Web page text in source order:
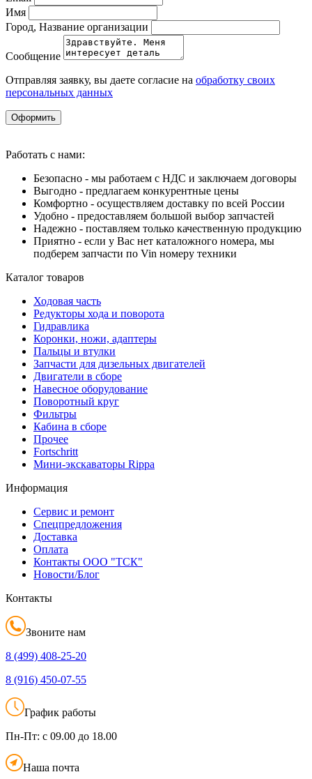
Имя
Город, Название организации
Сообщение
Отправляя заявку, вы даете согласие на обработку своих
персональных данных
Оформить
Работать с нами:
Безопасно - мы работаем с НДС и заключаем договоры
Выгодно - предлагаем конкурентные цены
Комфортно - осуществляем доставку по всей России
Удобно - предоставляем большой выбор запчастей
Надежно - поставляем только качественную продукцию
Приятно - если у Вас нет каталожного номера, мы
подберем запчасти по Vin номеру техники
Каталог товаров
Ходовая часть
Редукторы хода и поворота
Гидравлика
Коронки, ножи, адаптеры
Пальцы и втулки
Запчасти для дизельных двигателей
Двигатели в сборе
Навесное оборудование
Поворотный круг
Фильтры
Кабина в сборе
Прочее
Fortschritt
Мини-экскаваторы Rippa
Информация
Сервис и ремонт
Спецпредложения
Доставка
Оплата
Контакты ООО "ТСК"
Новости/Блог
Контакты
Звоните нам
8 (499) 408-25-20
8 (916) 450-07-55
График работы
Пн-Пт: с 09.00 до 18.00
Наша почта